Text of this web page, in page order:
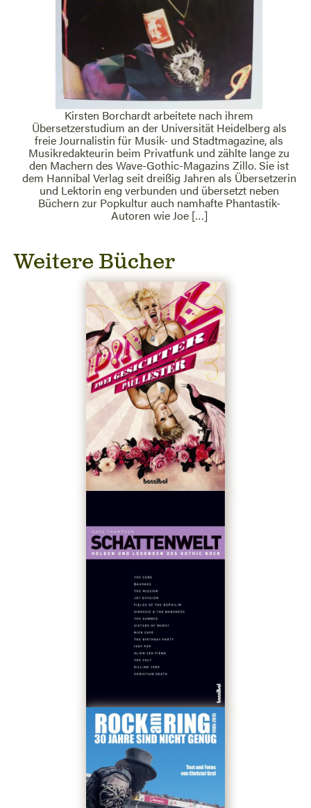
Kirsten Borchardt arbeitete nach ihrem
Übersetzerstudium an der Universität Heidelberg als
freie Journalistin für Musik- und Stadtmagazine, als
Musikredakteurin beim Privatfunk und zählte lange zu
den Machern des Wave-Gothic-Magazins Zillo. Sie ist
dem Hannibal Verlag seit dreißig Jahren als Übersetzerin
und Lektorin eng verbunden und übersetzt neben
Büchern zur Popkultur auch namhafte Phantastik-
Autoren wie Joe […]
Weitere Bücher